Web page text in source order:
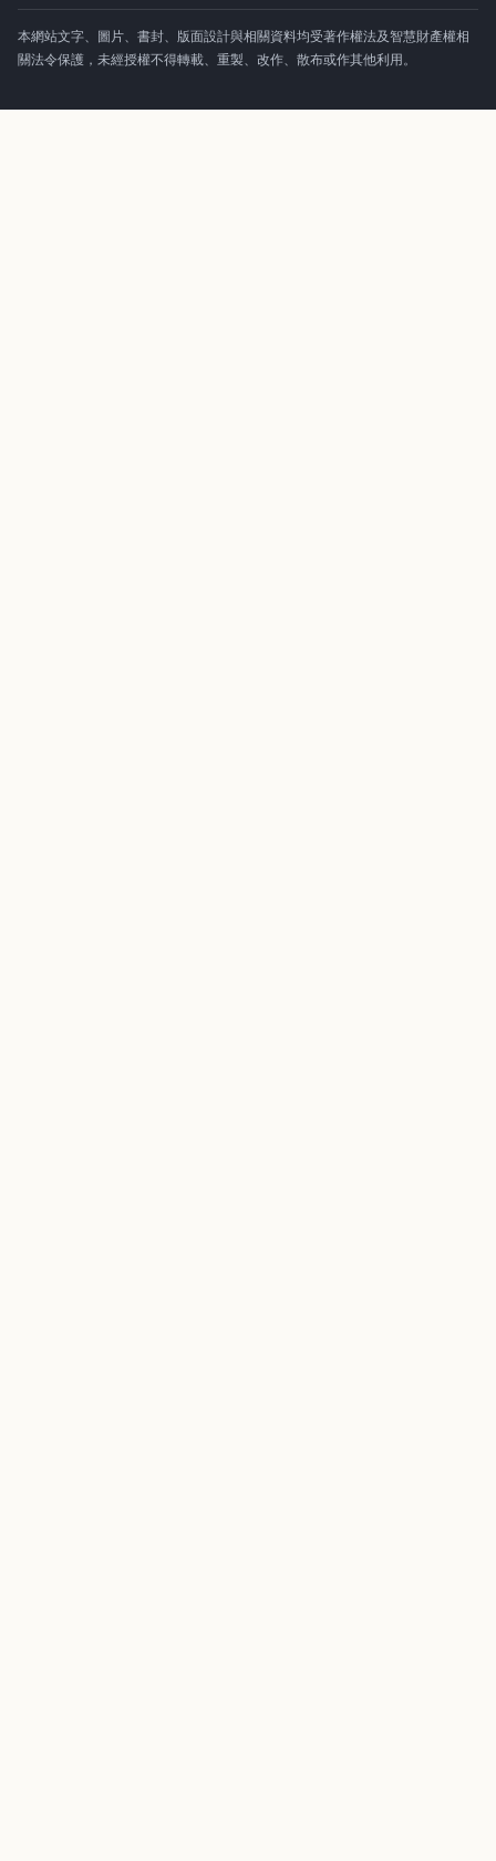
本網站文字、圖片、書封、版面設計與相關資料均受著作權法及智慧財產權相
關法令保護，未經授權不得轉載、重製、改作、散布或作其他利用。